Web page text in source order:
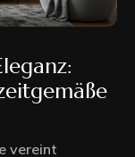
vereint